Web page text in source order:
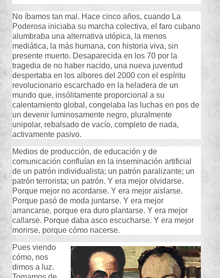
No íbamos tan mal. Hace cinco años, cuando La
Poderosa iniciaba su marcha colectiva, el faro cubano
alumbraba una alternativa utópica, la menos
mediática, la más humana, con historia viva, sin
presente muerto. Desaparecida en los 70 por la
tragedia de no haber nacido, una nueva juventud
despertaba en los albores del 2000 con el espíritu
revolucionario escarchado en la heladera de un
mundo que, insólitamente proporcional a su
calentamiento global, congelaba las luchas en pos de
un devenir luminosamente negro, pluralmente
unipolar, rebalsado de vacío, completo de nada,
activamente pasivo.
Medios de producción, de educación y de
comunicación confluían en la inseminación artificial
de un patrón individualista; un patrón paralizante; un
patrón terrorista; un patrón. Y era mejor olvidarse.
Porque mejor no acordarse. Y era mejor aislarse.
Porque pasó de moda juntarse. Y era mejor
arrancarse, porque era duro plantarse. Y era mejor
callarse. Porque daba asco escucharse. Y era mejor
morirse, porque cómo nacerse.
Pues viendo
cómo, nos
dimos a luz.